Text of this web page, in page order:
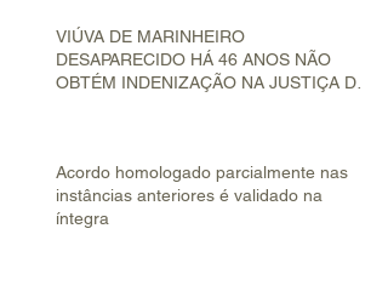
VIÚVA DE MARINHEIRO
DESAPARECIDO HÁ 46 ANOS NÃO
OBTÉM INDENIZAÇÃO NA JUSTIÇA DO
Acordo homologado parcialmente nas
instâncias anteriores é validado na
íntegra